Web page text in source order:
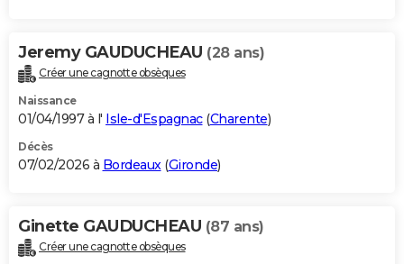
Carte de Noël
Carte Bonne année
Carte Saint-Valentin
Carte Pâques
Carte d'anniversaire
DICTIONNAIRE
Dictionnaire
Biographies
Citations
Expressions
Proverbes
PROGRAMME TV
S'inscrire
Se connecter
Lycées
Collèges
Primaires
Universités
Entreprises
Service militaire
Avis de recherche
AVIS DE DÉCÈS
Bricolage
Lifestyle
Culture
Sport
Auto
Television
Voyage
Cinema
Jeremy GAUDUCHEAU (28 ans)
Créer une cagnotte obsèques
Naissance
01/04/1997 à l' Isle-d'Espagnac(Charente)
Décès
07/02/2026 à Bordeaux(Gironde)
Ginette GAUDUCHEAU (87 ans)
Créer une cagnotte obsèques